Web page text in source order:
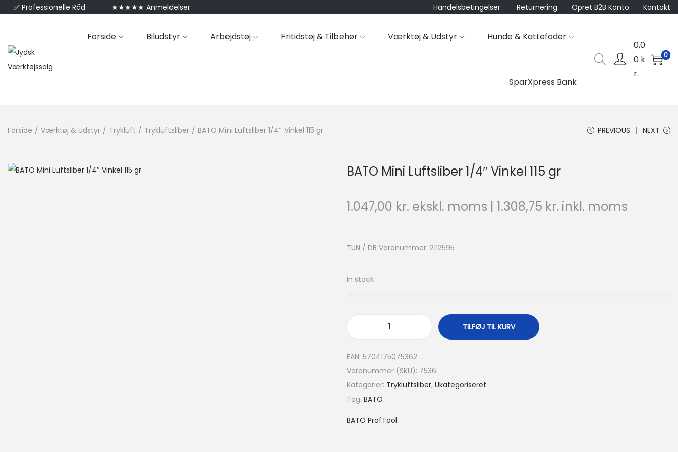
✅ Professionelle Råd ★★★★★ Anmeldelser Handelsbetingelser Returnering Opret B2B Konto Kontakt
Forside Biludstyr Arbejdstøj Fritidstøj & Tilbehør Værktøj & Udstyr Hunde & Kattefoder
SparXpress Bank
0,0
0 k
r.
0
Forside / Værktøj & Udstyr / Trykluft / Trykluftsliber / BATO Mini Luftsliber 1/4″ Vinkel 115 gr PREVIOUS NEXT
BATO Mini Luftsliber 1/4″ Vinkel 115 gr
1.047,00 kr. ekskl. moms | 1.308,75 kr. inkl. moms
TUN / DB Varenummer: 2112595
In stock
TILFØJ TIL KURV
EAN: 5704175075362
Varenummer (SKU): 7536
Kategorier: Trykluftsliber, Ukategoriseret
Tag: BATO
BATO ProfTool